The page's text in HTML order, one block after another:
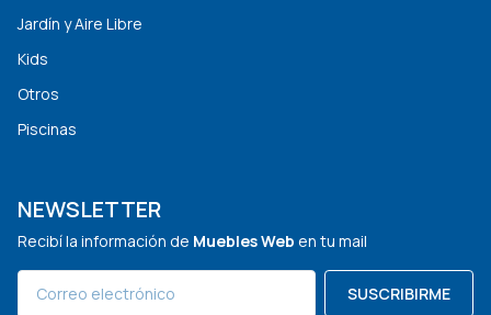
Jardín y Aire Libre
Kids
Otros
Piscinas
NEWSLETTER
Recibí la información de Muebles Web en tu mail
SUSCRIBIRME